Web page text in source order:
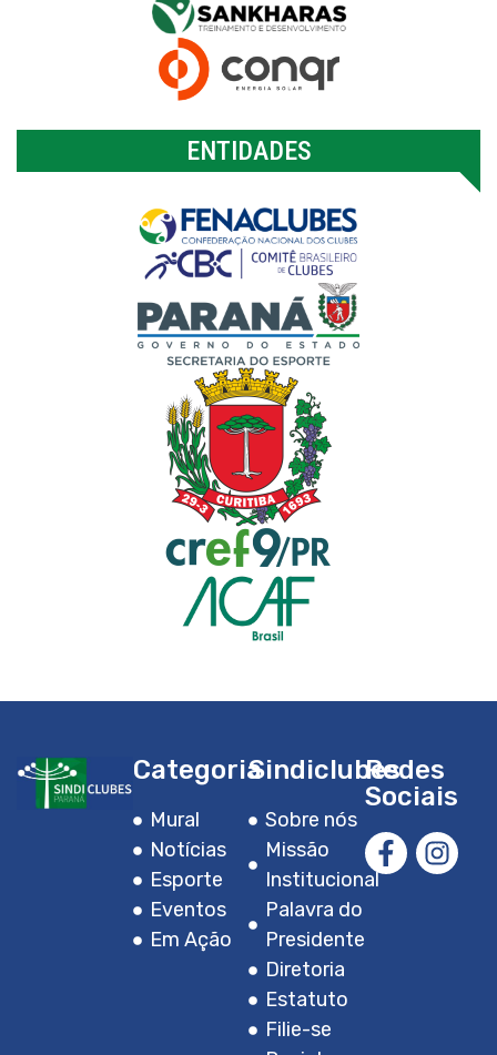
ENTIDADES
Categoria
Mural
Notícias
Esporte
Eventos
Em Ação
Sindiclubes
Sobre nós
Missão
Institucional
Palavra do
Presidente
Diretoria
Estatuto
Filie-se
Redes
Sociais